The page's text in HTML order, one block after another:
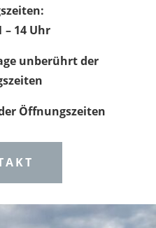
– 14 Uhr
unberührt der
Öffnungszeiten